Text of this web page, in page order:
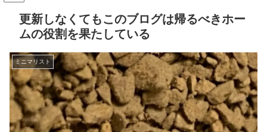
更新しなくてもこのブログは帰るべきホー
ムの役割を果たしている
ミニマリスト